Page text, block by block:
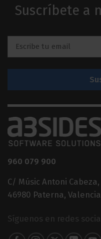
Suscríbete a
960 079 900
C/ Músic Antoni
46980 Paterna, Valencia
Síguenos en redes